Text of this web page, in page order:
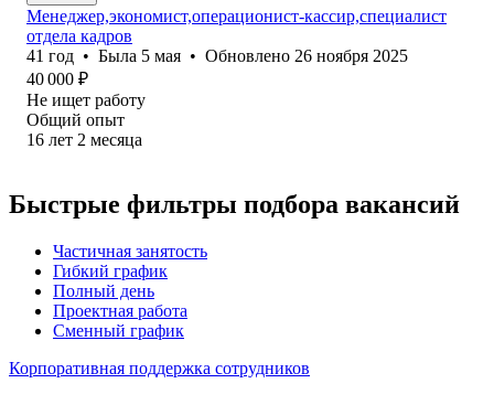
Менеджер,экономист,операционист-кассир,специалист
отдела кадров
41 год • Была 5 мая • Обновлено 26 ноября 2025
40 000 ₽
Не ищет работу
Общий опыт
16 лет 2 месяца
Быстрые фильтры подбора вакансий
Частичная занятость
Гибкий график
Полный день
Проектная работа
Сменный график
Корпоративная поддержка сотрудников